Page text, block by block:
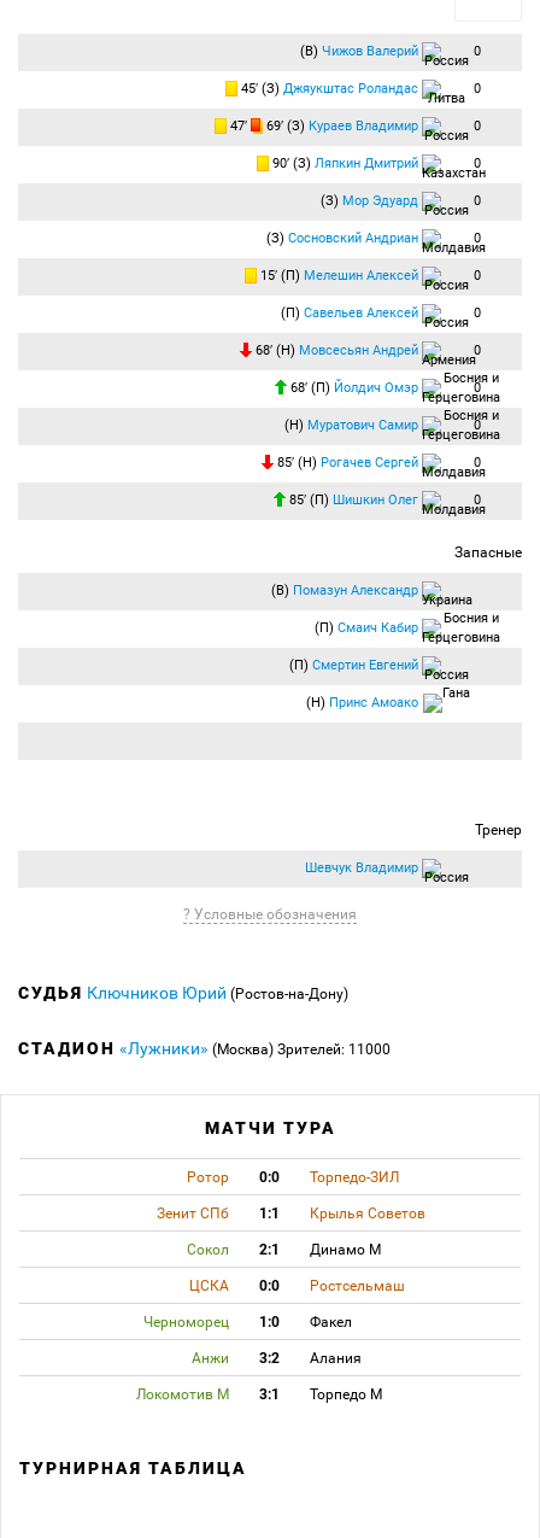
(В) Чижов Валерий 0
45′ (З) Джяукштас Роландас 0
47′ 69′ (З) Кураев Владимир 0
90′ (З) Ляпкин Дмитрий 0
(З) Мор Эдуард 0
(З) Сосновский Андриан 0
15′ (П) Мелешин Алексей 0
(П) Савельев Алексей 0
68′ (Н) Мовсесьян Андрей 0
68′ (П) Йолдич Омэр 0
(Н) Муратович Самир 0
85′ (Н) Рогачев Сергей 0
85′ (П) Шишкин Олег 0
Запасные
(В) Помазун Александр
(П) Смаич Кабир
(П) Смертин Евгений
(Н) Принс Амоако
Тренер
Шевчук Владимир
? Условные обозначения
СУДЬЯ Ключников Юрий (Ростов-на-Дону)
СТАДИОН «Лужники» (Москва) Зрителей: 11000
МАТЧИ ТУРА
Ротор 0:0 Торпедо-ЗИЛ
Зенит СПб 1:1 Крылья Советов
Сокол 2:1 Динамо М
ЦСКА 0:0 Ростсельмаш
Черноморец 1:0 Факел
Анжи 3:2 Алания
Локомотив М 3:1 Торпедо М
ТУРНИРНАЯ ТАБЛИЦА